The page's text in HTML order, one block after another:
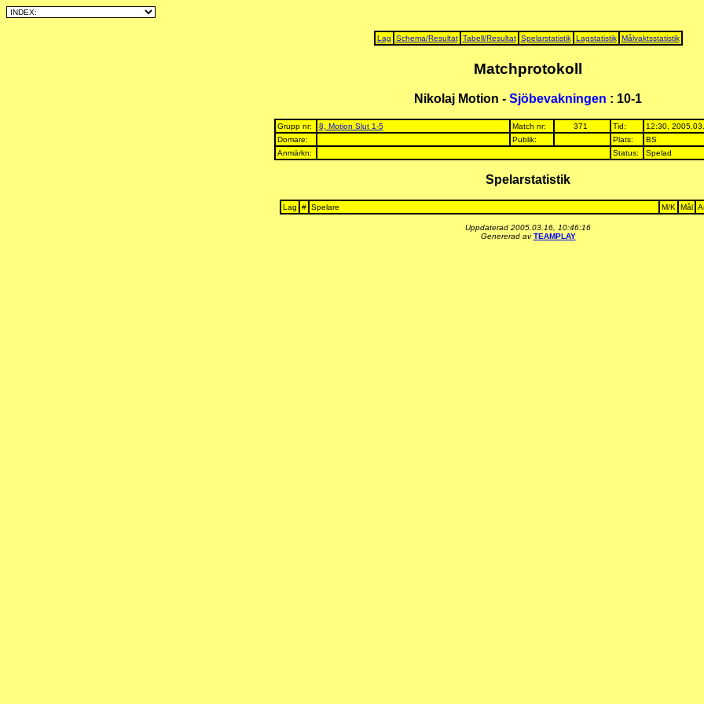
Lag Schema/Resultat Tabell/Resultat Spelarstatistik Lagstatistik Målvaktsstatistik
Matchprotokoll
Nikolaj Motion - Sjöbevakningen : 10-1
Grupp nr: 8, Motion Slut 1-5 Match nr: 371 Tid:
12:30,
Domare:
Publik: Plats:
BS
Anmärkn:
Status: Spelad
Spelarstatistik
Lag # Spelare M/K Mål
Uppdaterad 2005.03.16, 10:46:16
Genererad avTEAMPLAY